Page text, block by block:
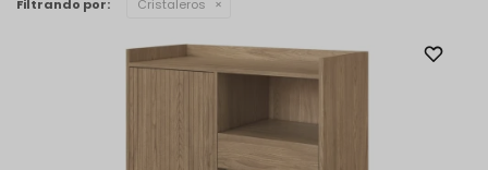
Filtrando por: Cristaleros